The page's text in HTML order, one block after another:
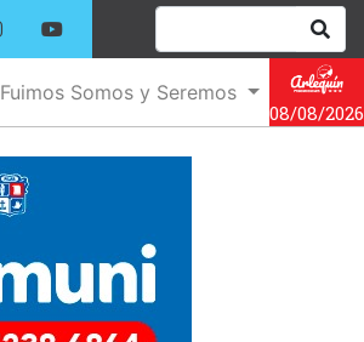
Fuimos Somos y Seremos
08/08/2026